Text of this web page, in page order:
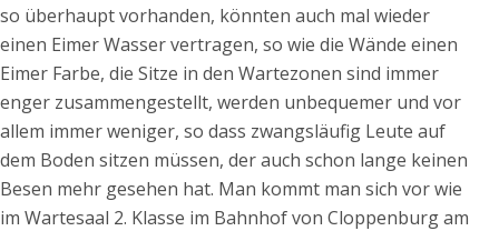
so überhaupt vorhanden, könnten auch mal wieder
einen Eimer Wasser vertragen, so wie die Wände einen
Eimer Farbe, die Sitze in den Wartezonen sind immer
enger zusammengestellt, werden unbequemer und vor
allem immer weniger, so dass zwangsläufig Leute auf
dem Boden sitzen müssen, der auch schon lange keinen
Besen mehr gesehen hat. Man kommt man sich vor wie
im Wartesaal 2. Klasse im Bahnhof von Cloppenburg am